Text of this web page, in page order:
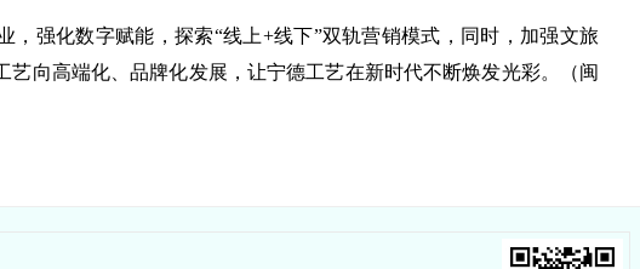
，强化数字赋能，探索“线上+线下”双轨营销模式，同时，加强文旅
向高端化、品牌化发展，让宁德工艺在新时代不断焕发光彩。（闽